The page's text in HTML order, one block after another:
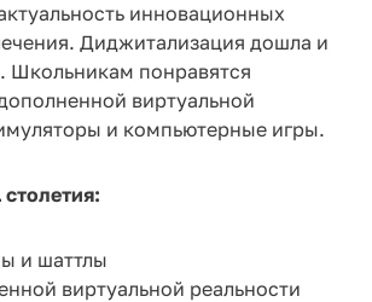
инновационных
Диджитализация дошла и
Школьникам понравятся
виртуальной
и компьютерные игры.
и шаттлы
виртуальной реальности